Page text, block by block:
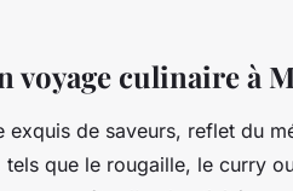
voyage culinaire à
exquis de saveurs, reflet du
que le rougaille, le curry